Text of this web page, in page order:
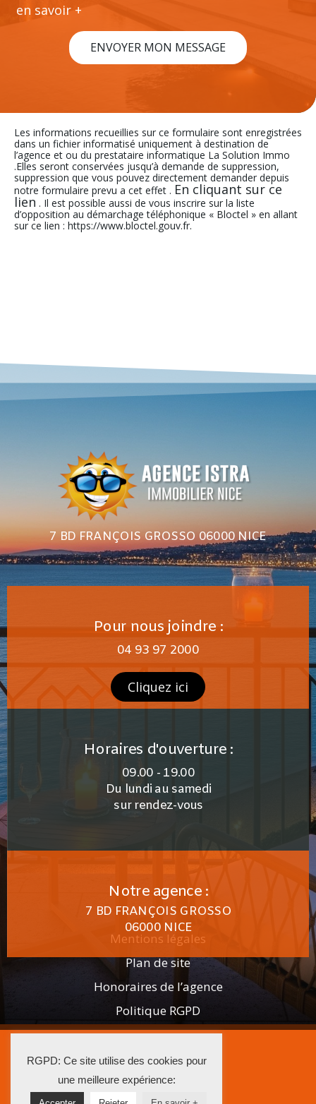
en savoir +
ENVOYER MON MESSAGE
Les informations recueillies sur ce formulaire sont enregistrées
dans un fichier informatisé uniquement à destination de
l’agence et ou du prestataire informatique La Solution Immo
.Elles seront conservées jusqu’à demande de suppression,
suppression que vous pouvez directement demander depuis
notre formulaire prevu a cet effet . En cliquant sur ce
lien . Il est possible aussi de vous inscrire sur la liste
d’opposition au démarchage téléphonique « Bloctel » en allant
sur ce lien : https://www.bloctel.gouv.fr.
7 BD FRANÇOIS GROSSO 06000 NICE
Pour nous joindre :
04 93 97 2000
Cliquez ici
Horaires d'ouverture :
09.00 - 19.00
Du lundi au samedi
sur rendez-vous
Notre agence :
7 BD FRANÇOIS GROSSO
06000 NICE
Mentions légales
Plan de site
Honoraires de l’agence
Politique RGPD
La Solution Immo
RGPD: Ce site utilise des cookies pour
une meilleure expérience: